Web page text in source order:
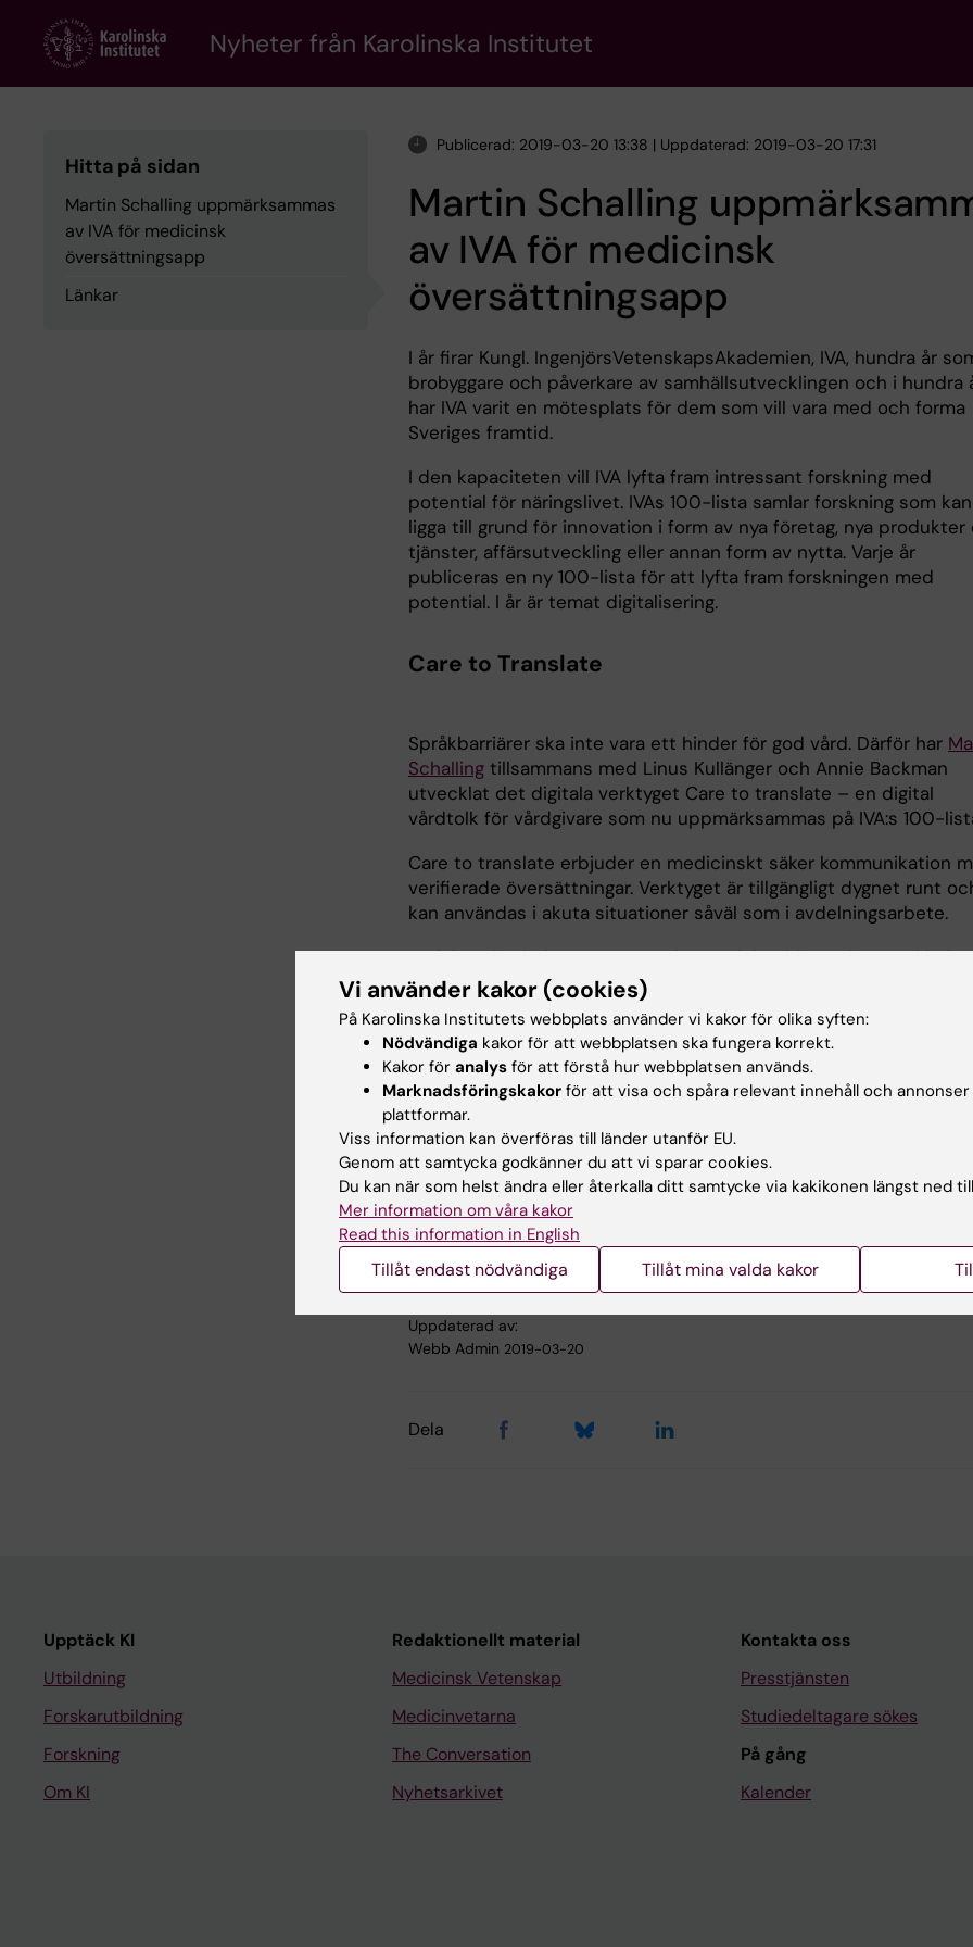
content
Nyheter från Karolinska Institutet
Hitta på sidan
Martin Schalling uppmärksammas
av IVA för medicinsk
översättningsapp
Länkar
Publicerad: 2019-03-20 13:38 | Uppdaterad: 2019-03-20 17:31
Martin Schalling
av IVA för medicinsk
översättningsapp
I år firar Kungl. IngenjörsVetenskapsAkademien, IVA, hundra år
brobyggare och påverkare av samhällsutvecklingen och i hundra
har IVA varit en mötesplats för dem som vill vara med och forma
Sveriges framtid.
I den kapaciteten vill IVA lyfta fram intressant forskning med
potential för näringslivet. IVAs 100-lista samlar forskning som kan
ligga till grund för innovation i form av nya företag, nya produkter
tjänster, affärsutveckling eller annan form av nytta. Varje år
publiceras en ny 100-lista för att lyfta fram forskningen med
potential. I år är temat digitalisering.
Care to Translate
Språkbarriärer ska inte vara ett hinder för god vård. Därför har
Schalling tillsammans med Linus Kullänger och Annie Backman
utvecklat det digitala verktyget Care to translate – en digital
vårdtolk för vårdgivare som nu uppmärksammas på IVA:s 100-
Care to translate erbjuder en medicinskt säker kommunikation
verifierade översättningar. Verktyget är tillgängligt dygnet runt
kan användas i akuta situationer såväl som i avdelningsarbete.
Projektet började som ett studentprojekt vid KI och utvecklades
2018 vidare till företaget Care to Translate AB med stöd av KIIAB
Sting Accelerate. Appen används redan av 30.000 personer i
och EU och får mycket positiv feedback.
Länkar
Care to Translate
IVA:s 100-lista från kunskap till konkurrenskraft
Uppdaterad av:
Webb Admin 2019-03-20
Dela
Upptäck KI
Utbildning
Forskarutbildning
Forskning
Om KI
Redaktionellt material
Medicinsk Vetenskap
Medicinvetarna
The Conversation
Nyhetsarkivet
Kontakta oss
Presstjänsten
Studiedeltagare sökes
På gång
Kalender
Vi använder kakor (cookies)
På Karolinska Institutets webbplats använder vi kakor för olika syften:
Nödvändiga kakor för att webbplatsen ska fungera korrekt.
Kakor för analys för att förstå hur webbplatsen används.
Marknadsföringskakor för att visa och spåra relevant innehåll och
plattformar.
Viss information kan överföras till länder utanför EU.
Genom att samtycka godkänner du att vi sparar cookies.
Du kan när som helst ändra eller återkalla ditt samtycke via kakikonen längst ned
Mer information om våra kakor
Read this information in English
Tillåt endast nödvändiga Tillåt mina valda kakor